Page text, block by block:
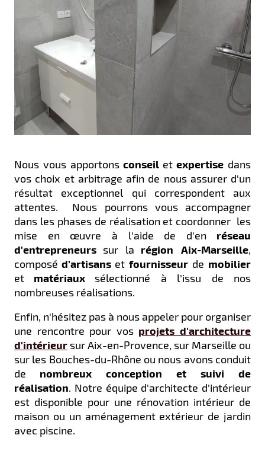
Nous vous apportons conseil et expertise dans
vos choix et arbitrage afin de nous assurer d'un
résultat exceptionnel qui correspondent aux
attentes. Nous pourrons vous accompagner
dans les phases de réalisation et coordonner les
mise en œuvre à l'aide de d'en
réseau
d'entrepreneurs sur la région Aix-Marseille,
composé d’artisans et fournisseur de mobilier
et matériaux
sélectionné à l’issu de nos
nombreuses réalisations.
Enfin, n'hésitez pas à nous appeler pour organiser
une rencontre pour vos projets d'architecture
d'intérieur sur Aix-en-Provence, sur Marseille ou
sur les Bouches-du-Rhône ou nous avons conduit
de nombreux conception et suivi de
réalisation. Notre équipe d'architecte d'intérieur
est disponible pour une rénovation intérieur de
maison ou un aménagement extérieur de jardin
avec piscine.